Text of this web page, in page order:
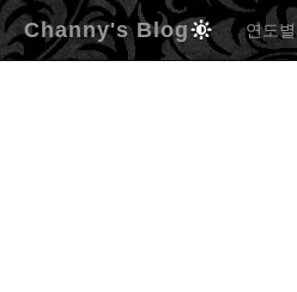
Channy's Blog 연도별